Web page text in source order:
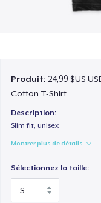
Produit: 24,99 $US
Cotton T-Shirt
Description:
Slim fit, unisex
Montrer plus de détails
Sélectionnez la taille: